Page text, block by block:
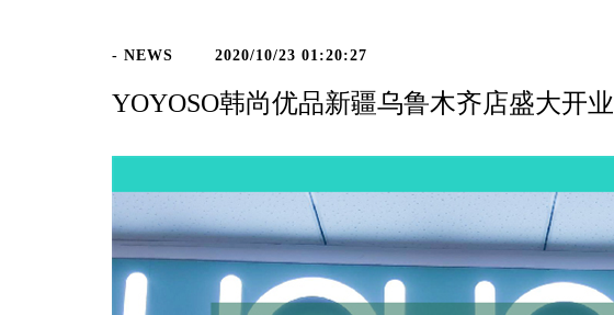
- NEWS 2020/10/23 01:20:27
YOYOSO韩尚优品新疆乌鲁木齐店盛大开业